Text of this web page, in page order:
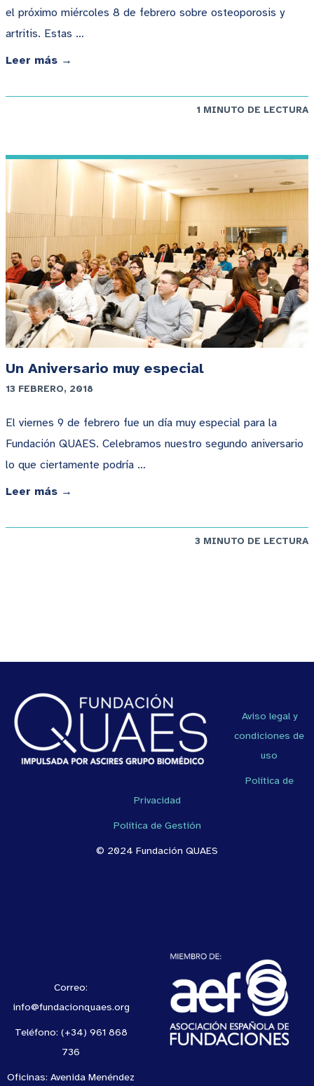
el próximo miércoles 8 de febrero sobre osteoporosis y
artritis. Estas …
Leer más →
1 MINUTO DE LECTURA
Un Aniversario muy especial
13 FEBRERO, 2018
El viernes 9 de febrero fue un día muy especial para la
Fundación QUAES. Celebramos nuestro segundo aniversario
lo que ciertamente podría …
Leer más →
3 MINUTO DE LECTURA
Aviso legal y
condiciones de
uso
Política de
Privacidad
Política de Gestión
© 2024 Fundación QUAES
Correo:
info@fundacionquaes.org
Teléfono: (+34) 961 868
736
Oficinas: Avenida Menéndez